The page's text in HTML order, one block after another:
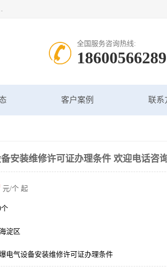
对公司的产品感兴趣，可以联系高经理，我们会用好的产品和服务让您满意。
全国服务咨询热线:
18600566289
客户案例 联系
安装维修许可证办理条件 欢迎电话咨
元/个 起
个
淀区
电气设备安装维修许可证办理条件